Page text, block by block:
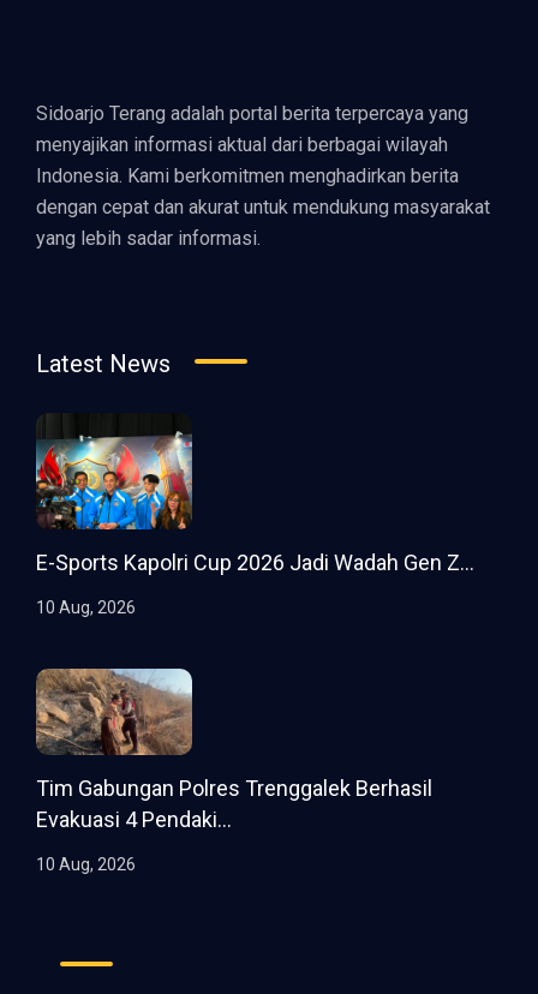
Sidoarjo Terang adalah portal berita terpercaya yang
menyajikan informasi aktual dari berbagai wilayah
Indonesia. Kami berkomitmen menghadirkan berita
dengan cepat dan akurat untuk mendukung masyarakat
yang lebih sadar informasi.
Latest News
E-Sports Kapolri Cup 2026 Jadi Wadah Gen Z...
10 Aug, 2026
Tim Gabungan Polres Trenggalek Berhasil
Evakuasi 4 Pendaki...
10 Aug, 2026